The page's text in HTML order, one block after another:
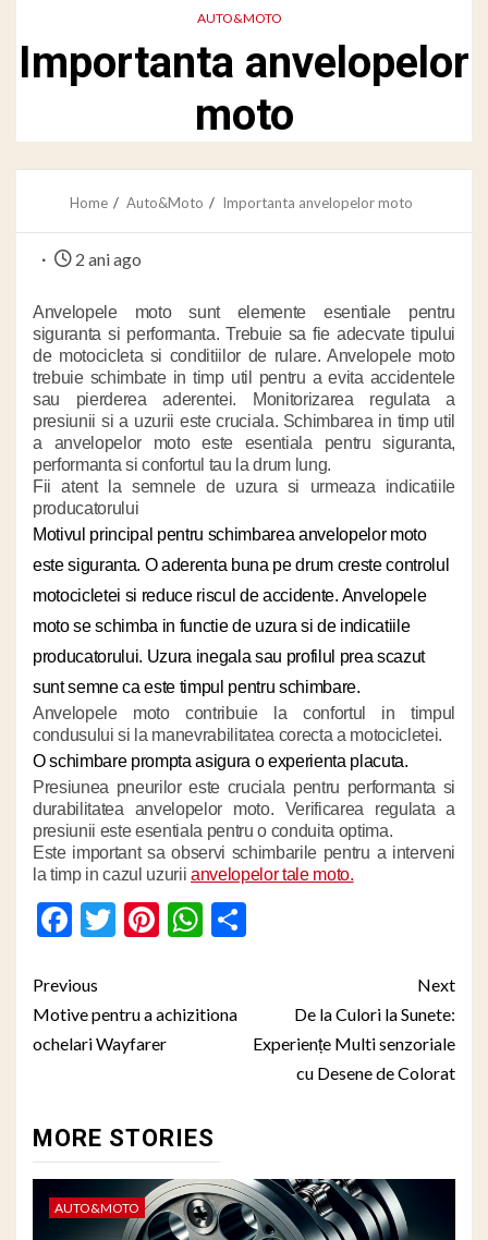
AUTO&MOTO
Importanta anvelopelor
moto
Home Auto&Moto Importanta anvelopelor moto
2 ani ago
Anvelopele moto sunt elemente esentiale pentru
siguranta si performanta. Trebuie sa fie adecvate tipului
de motocicleta si conditiilor de rulare. Anvelopele moto
trebuie schimbate in timp util pentru a evita accidentele
sau pierderea aderentei.
Monitorizarea regulata a
presiunii si a uzurii este cruciala. Schimbarea in timp util
a anvelopelor moto este esentiala pentru siguranta,
performanta si confortul tau la drum lung.
Fii atent la semnele de uzura si urmeaza indicatiile
producatorului
Motivul principal pentru schimbarea anvelopelor moto
este siguranta. O aderenta buna pe drum creste controlul
motocicletei si reduce riscul de accidente. Anvelopele
moto se schimba in functie de uzura si de indicatiile
producatorului. Uzura inegala sau profilul prea scazut
sunt semne ca este timpul pentru schimbare.
Anvelopele moto contribuie la confortul in timpul
condusului si la manevrabilitatea corecta a motocicletei.
O schimbare prompta asigura o experienta placuta.
Presiunea pneurilor este cruciala pentru performanta si
durabilitatea anvelopelor moto. Verificarea regulata a
presiunii este esentiala pentru o conduita optima.
Este important sa observi schimbarile pentru a interveni
la timp in cazul uzurii anvelopelor tale moto.
Facebook
Twitter
Pinterest
WhatsApp
Post
navigation
Previous
Motive pentru a achizitiona
ochelari Wayfarer
Next
De la Culori la Sunete:
Experiențe Multi senzoriale
cu Desene de Colorat
MORE STORIES
AUTO&MOTO